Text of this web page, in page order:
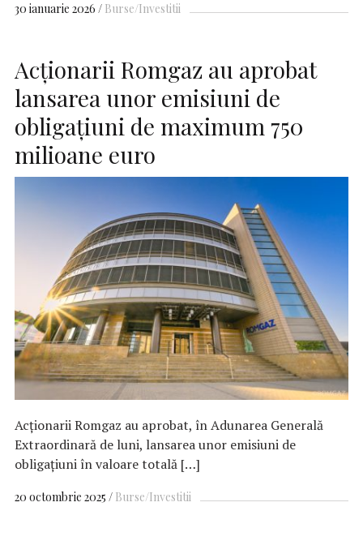
30 ianuarie 2026 Burse/Investitii
Acţionarii Romgaz au aprobat
lansarea unor emisiuni de
obligaţiuni de maximum 750
milioane euro
Acţionarii Romgaz au aprobat, în Adunarea Generală
Extraordinară de luni, lansarea unor emisiuni de
obligaţiuni în valoare totală […]
20 octombrie 2025 Burse/Investitii